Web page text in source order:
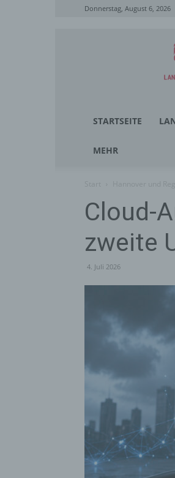
Donnerstag, August 6, 2026
STARTSEITE
MEHR
Cloud-
zweite
4. Juli 2026